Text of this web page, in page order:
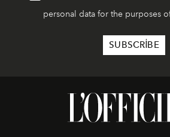
personal data for the purposes